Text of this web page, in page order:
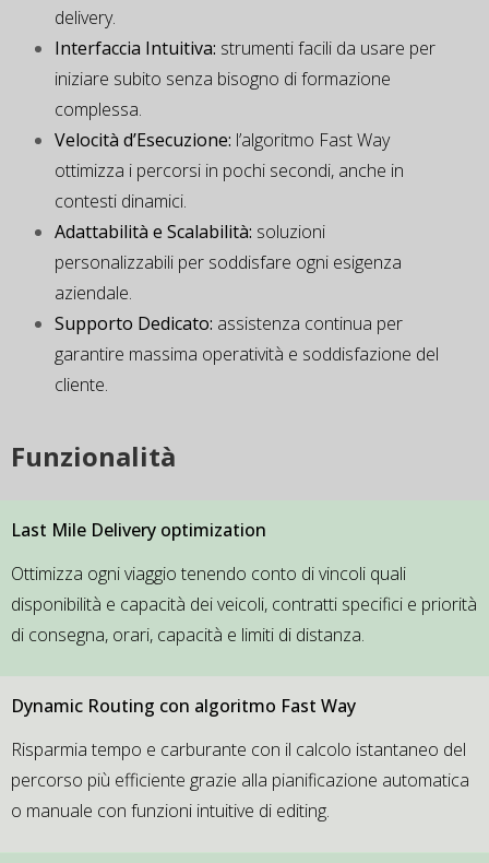
delivery.
Interfaccia Intuitiva: strumenti facili da usare per
iniziare subito senza bisogno di formazione
complessa.
Velocità d’Esecuzione: l’algoritmo Fast Way
ottimizza i percorsi in pochi secondi, anche in
contesti dinamici.
Adattabilità e Scalabilità: soluzioni
personalizzabili per soddisfare ogni esigenza
aziendale.
Supporto Dedicato: assistenza continua per
garantire massima operatività e soddisfazione del
cliente.
Funzionalità
Last Mile Delivery optimization
Ottimizza ogni viaggio tenendo conto di vincoli quali
disponibilità e capacità dei veicoli, contratti specifici e priorità
di consegna, orari, capacità e limiti di distanza.
Dynamic Routing con algoritmo Fast Way
Risparmia tempo e carburante con il calcolo istantaneo del
percorso più efficiente grazie alla pianificazione automatica
o manuale con funzioni intuitive di editing.